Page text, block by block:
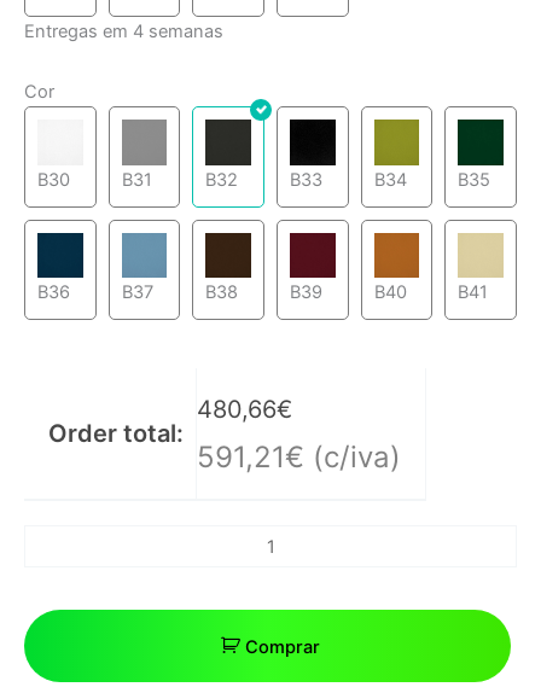
Entregas em 4 semanas
Cor
B30 B31 B32 B33 B34 B35
B36 B37 B38 B39 B40 B41
Order total:
480,66€
591,21€ (c/iva)
Comprar